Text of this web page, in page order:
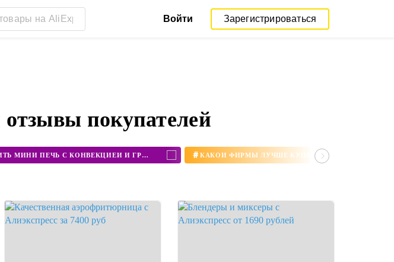
Войти Зарегистрироваться
покупателей
КУПИТЬ МИНИ ПЕЧЬ С КОНВЕКЦИЕЙ И ГРИЛЕМ #